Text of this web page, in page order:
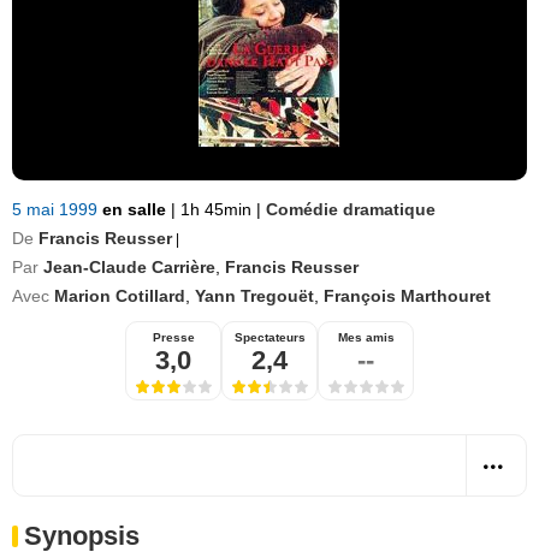
5 mai 1999 en salle | 1h 45min | Comédie dramatique
De Francis Reusser
Par Jean-Claude Carrière Francis Reusser
Avec Marion Cotillard Yann Tregouët François Marthouret
Presse
3,0
Spectateurs
2,4
Mes amis
--
Synopsis